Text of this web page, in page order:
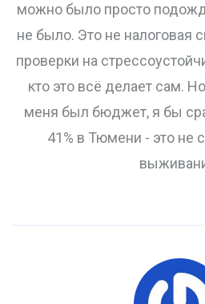
можно было просто
не было. Это не налоговая
проверки на
кто это всё делает сам.
меня был бюджет, я бы
41% в Тюмени - это не